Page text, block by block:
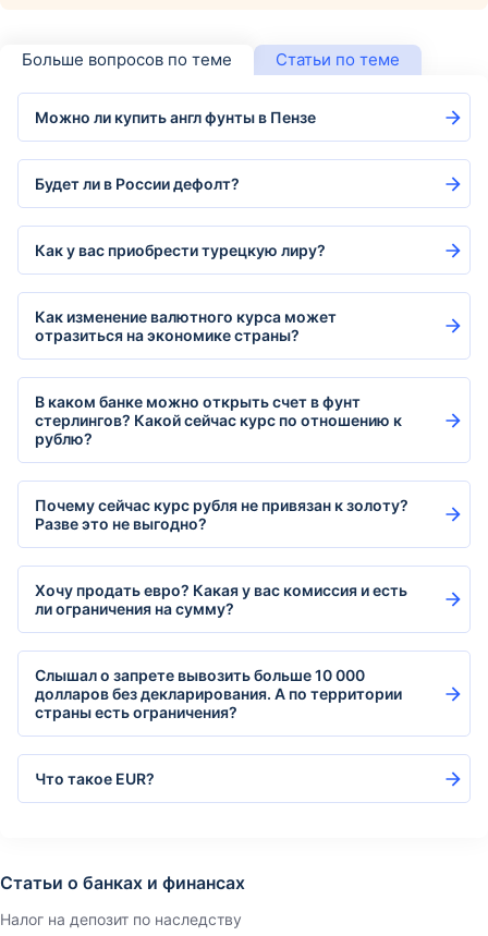
Больше вопросов по теме Статьи по теме
Можно ли купить англ фунты в Пензе
Будет ли в России дефолт?
Как у вас приобрести турецкую лиру?
Как изменение валютного курса может
отразиться на экономике страны?
В каком банке можно открыть счет в фунт
стерлингов? Какой сейчас курс по отношению к
рублю?
Почему сейчас курс рубля не привязан к золоту?
Разве это не выгодно?
Хочу продать евро? Какая у вас комиссия и есть
ли ограничения на сумму?
Слышал о запрете вывозить больше 10 000
долларов без декларирования. А по территории
страны есть ограничения?
Что такое EUR?
Статьи о банках и финансах
Налог на депозит по наследству